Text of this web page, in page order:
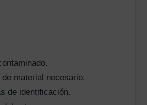
de material necesario.
de identificación.